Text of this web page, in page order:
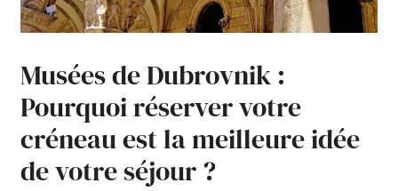
Musées de Dubrovnik :
Pourquoi réserver votre
créneau est la meilleure idée
de votre séjour ?